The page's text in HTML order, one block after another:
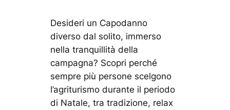
Desideri un Capodanno
diverso dal solito, immerso
nella tranquillità della
campagna? Scopri perché
sempre più persone scelgono
l’agriturismo durante il periodo
di Natale, tra tradizione, relax